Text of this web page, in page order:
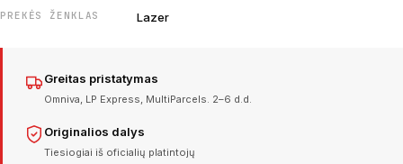
PREKĖS ŽENKLAS Lazer
Greitas pristatymas
Omniva, LP Express, MultiParcels. 2–6 d.d.
Originalios dalys
Tiesiogiai iš oficialių platintojų